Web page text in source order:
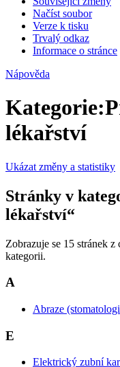
Načíst soubor
Verze k tisku
Trvalý odkaz
Informace o stránce
Nápověda
Kategorie:
lékařství
Ukázat změny a statistiky
Stránky v
lékařství“
Zobrazuje se 15 stránek
kategorii.
A
Abraze
E
Elektrický zubní